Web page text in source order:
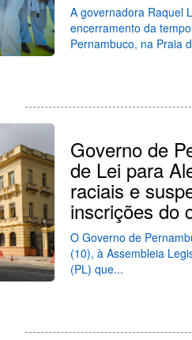
A governadora Raquel
encerramento da
Pernambuco, na Praia
Governo de
de Lei para
raciais e
inscrições do
O Governo de
(10), à Assembleia
(PL) que...